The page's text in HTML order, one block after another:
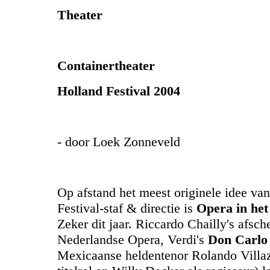
Theater
Containertheater
Holland Festival 2004
- door Loek Zonneveld
Op afstand het meest originele idee
Festival-staf & directie is Opera in
Zeker dit jaar. Riccardo Chailly's
Nederlandse Opera, Verdi's Don Carlo
Mexicaanse heldentenor Rolando